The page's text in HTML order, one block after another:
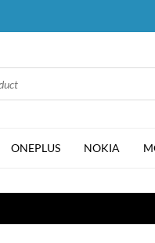
ONEPLUS NOKIA